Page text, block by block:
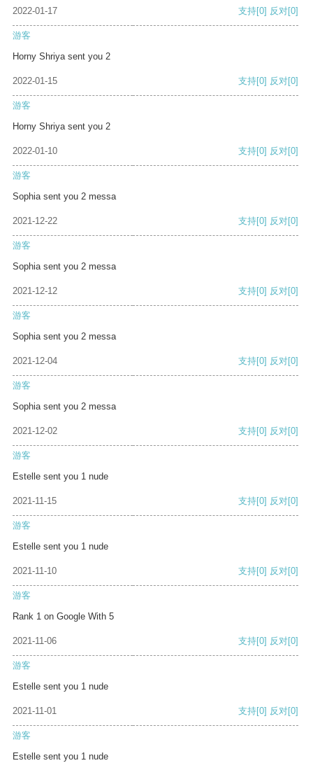
2022-01-17 支持[0] 反对[0]
游客
Horny Shriya sent you 2
2022-01-15 支持[0] 反对[0]
游客
Horny Shriya sent you 2
2022-01-10 支持[0] 反对[0]
游客
Sophia sent you 2 messa
2021-12-22 支持[0] 反对[0]
游客
Sophia sent you 2 messa
2021-12-12 支持[0] 反对[0]
游客
Sophia sent you 2 messa
2021-12-04 支持[0] 反对[0]
游客
Sophia sent you 2 messa
2021-12-02 支持[0] 反对[0]
游客
Estelle sent you 1 nude
2021-11-15 支持[0] 反对[0]
游客
Estelle sent you 1 nude
2021-11-10 支持[0] 反对[0]
游客
Rank 1 on Google With 5
2021-11-06 支持[0] 反对[0]
游客
Estelle sent you 1 nude
2021-11-01 支持[0] 反对[0]
游客
Estelle sent you 1 nude